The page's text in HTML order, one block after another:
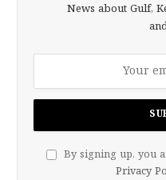
News about Gulf,
By signing up, you
Privacy